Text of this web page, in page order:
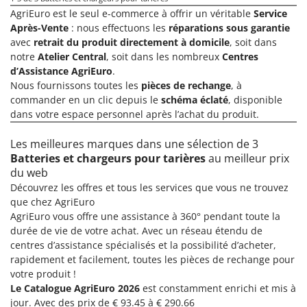
F
Fendeuses à bois
Filets pour la Récolte des olives
Filtres pour vin et huile
Floconneuses
Fouloirs - Égrappoirs
Fours d'extérieur - intérieur pour pizza et cuisine
Fours électriques
Fraises à neige
Fraises rotatives pour tracteur
Friteuses sans huile
G
Générateurs d'air chaud
Godets à terre basculants pour tracteur
Comet
Cresco
Cruccolini
CTEK
D
Dal Degan
Deca
DeWalt
Di Martino
Diavola Pro
Diesse
Docma
Dominion
Dreame
AgriEuro est le seul e-commerce à offrir un véritable Service
Après-Vente : nous effectuons les réparations sous garantie
avec retrait du produit directement à domicile, soit dans
notre Atelier Central, soit dans les nombreux Centres
d’Assistance AgriEuro.
Nous fournissons toutes les pièces de rechange, à
commander en un clic depuis le schéma éclaté, disponible
dans votre espace personnel après l’achat du produit.
Les meilleures marques dans une sélection de 3
Batteries et chargeurs pour tarièresau meilleur prix
du web
Découvrez les offres et tous les services que vous ne trouvez
que chez AgriEuro
AgriEuro vous offre une assistance à 360° pendant toute la
durée de vie de votre achat. Avec un réseau étendu de
centres d’assistance spécialisés et la possibilité d’acheter,
rapidement et facilement, toutes les pièces de rechange pour
votre produit !
Le Catalogue AgriEuro 2026 est constamment enrichi et mis à
jour. Avec des prix de € 93.45 à € 290.66